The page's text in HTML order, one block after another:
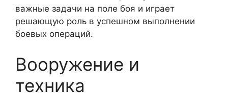
важные задачи на поле боя и играет
решающую роль в успешном выполнении
боевых операций.
Вооружение и
техника